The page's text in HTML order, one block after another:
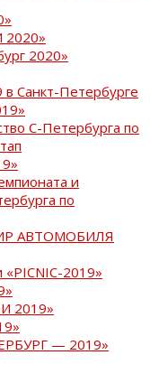
2020»
Санкт-Петербурге
С-Петербурга по
и
по
АВТОМОБИЛЯ
2019»
2019»
— 2019»